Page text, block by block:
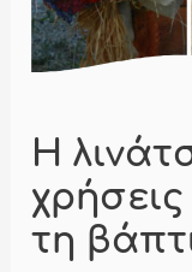
Η
τη